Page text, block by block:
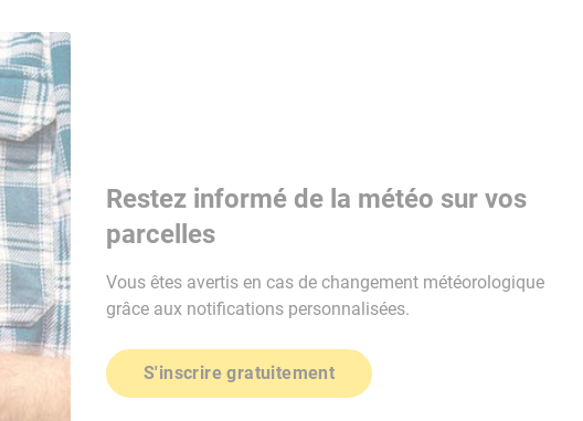
Restez informé de la météo sur vos
parcelles
Vous êtes avertis en cas de changement météorologique
grâce aux notifications personnalisées.
S'inscrire gratuitement